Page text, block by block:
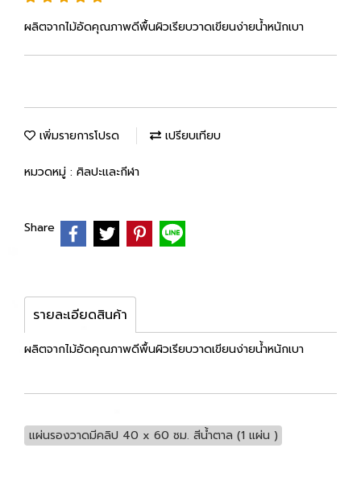
ผลิตจากไม้อัดคุณภาพดีพื้นผิวเรียบวาดเขียนง่ายน้ำหนักเบา
เพิ่มรายการโปรด เปรียบเทียบ
หมวดหมู่ : ศิลปะและกีฬา
Share
รายละเอียดสินค้า
ผลิตจากไม้อัดคุณภาพดีพื้นผิวเรียบวาดเขียนง่ายน้ำหนักเบา
แผ่นรองวาดมีคลิป 40 x 60 ซม. สีน้ำตาล (1 แผ่น )